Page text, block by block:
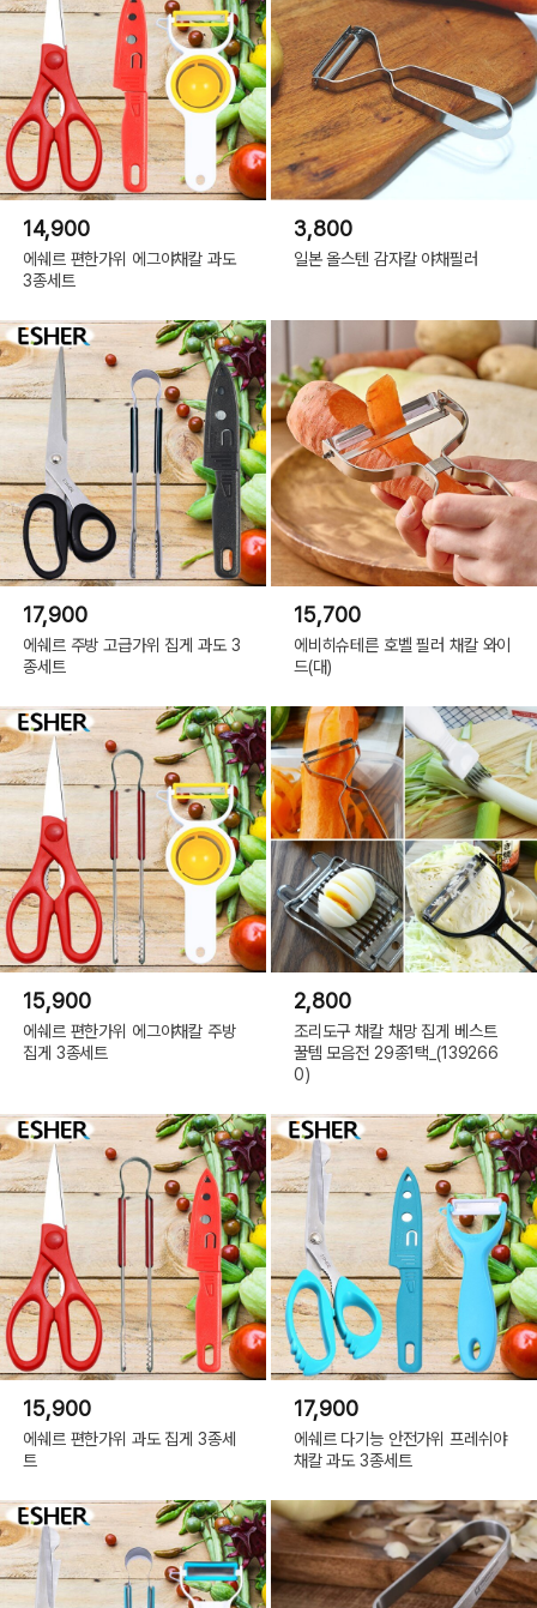
14,900
에쉐르 편한가위 에그야채칼 과도
3종세트
3,800
일본 올스텐 감자칼 야채필러
17,900
에쉐르 주방 고급가위 집게 과도 3
종세트
15,700
에비히슈테른 호벨 필러 채칼 와이
드(대)
15,900
에쉐르 편한가위 에그야채칼 주방
집게 3종세트
2,800
조리도구 채칼 채망 집게 베스트
꿀템 모음전 29종1택_(139266
0)
15,900
에쉐르 편한가위 과도 집게 3종세
트
17,900
에쉐르 다기능 안전가위 프레쉬야
채칼 과도 3종세트